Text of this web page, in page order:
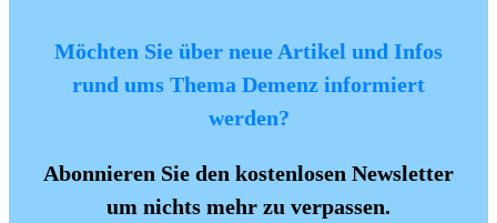
Möchten Sie über neue Artikel und Infos
rund ums Thema Demenz informiert
werden?
Abonnieren Sie den kostenlosen Newsletter
um nichts mehr zu verpassen.